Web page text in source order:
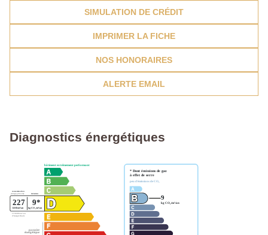
SIMULATION DE CRÉDIT
IMPRIMER LA FICHE
NOS HONORAIRES
ALERTE EMAIL
Diagnostics énergétiques